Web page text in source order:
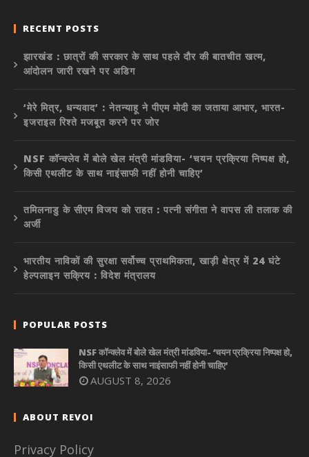
RECENT POSTS
झारखंड : छात्रों की सरकार के साथ पहले दौर की बातचीत खत्म,
आंदोलन जारी रखने पर अडिग
‘मेरे मित्र, धन्यवाद’ : नेतन्याहू ने पीएम मोदी का जताया आभार, भारत-
इजराइल रिश्ते मजबूत करने पर जोर
NSF कॉन्क्लेव में बोले खेल मंत्री मांडविया- ‘चयन प्रक्रिया निष्पक्ष हो,
किसी एथलीट के साथ नाइंसाफी नहीं होनी चाहिए’
तमिलनाडु के सीएम विजय को राहत : पत्नी संगीता ने वापस ली तलाक की
अर्जी
भारतीय नाविकों की सुरक्षा सर्वोच्च प्राथमिकता, खाड़ी क्षेत्र में 24 घंटे
हेल्पलाइन सक्रिय : विदेश मंत्रालय
POPULAR POSTS
NSF कॉन्क्लेव में बोले खेल मंत्री मांडविया- ‘चयन प्रक्रिया निष्पक्ष हो,
किसी एथलीट के साथ नाइंसाफी नहीं होनी चाहिए’
AUGUST 8, 2026
ABOUT REVOI
Privacy Policy